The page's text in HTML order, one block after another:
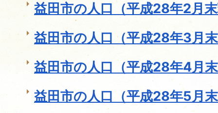
益田市の人口（平成28年2月
益田市の人口（平成28年3月
益田市の人口（平成28年4月
益田市の人口（平成28年5月